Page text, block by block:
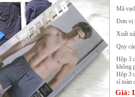
Mã
Đơn vị
Xuất
Quy
Hộp 3
không
Hộp 3
sỉ toàn
Giá: